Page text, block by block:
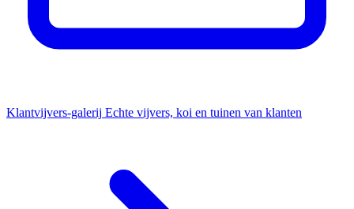
Klantvijvers-galerij Echte vijvers, koi en tuinen van klanten